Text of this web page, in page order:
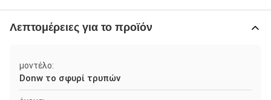
Λεπτομέρειες για το προϊόν
μοντέλο:
Donw το σφυρί τρυπών